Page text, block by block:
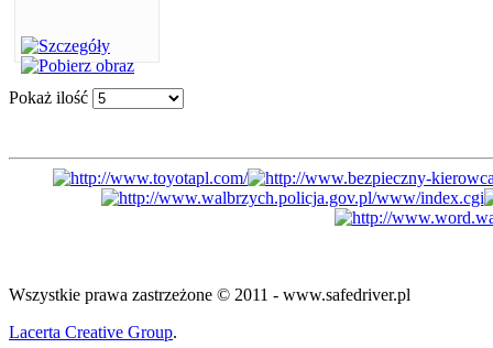
Pokaż ilość
Wszystkie prawa zastrzeżone © 2011 - www.safedriver.pl
Lacerta Creative Group.